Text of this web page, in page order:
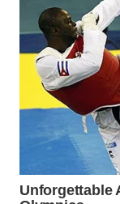
WN
BOROBUDUR
WN
MADURA
WN
SURABAYA
WN